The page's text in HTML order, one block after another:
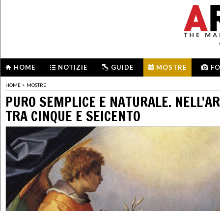
HOME NOTIZIE GUIDE MOSTRE
HOME > MOSTRE
PURO SEMPLICE E NATURALE.
TRA CINQUE E SEICENTO